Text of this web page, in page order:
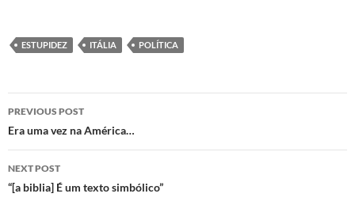
ESTUPIDEZ ITÁLIA POLÍTICA
Post
navigation
PREVIOUS POST
Era uma vez na América…
NEXT POST
“[a biblia] É um texto simbólico”